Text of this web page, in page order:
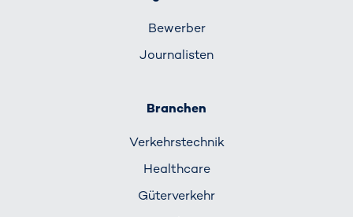
Bewerber
Journalisten
Branchen
Verkehrs­technik
Healthcare
Güterverkehr